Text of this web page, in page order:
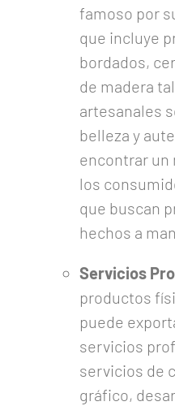
famoso por
que incluye
bordados,
de madera
artesanales
belleza y
encontrar un
los
que buscan
hechos a
Servicios
productos
puede
servicios
servicios de
gráfico,